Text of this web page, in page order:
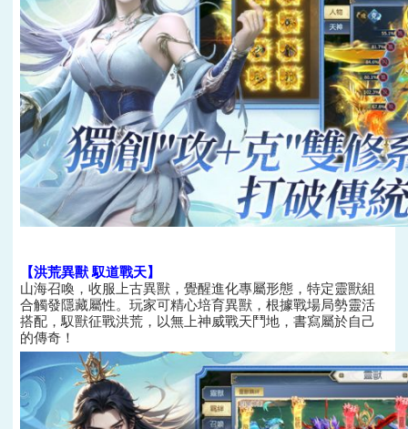
【洪荒異獸 馭道戰天】
山海召喚，收服上古異獸，覺醒進化專屬形態，特定靈獸組
合觸發隱藏屬性。玩家可精心培育異獸，根據戰場局勢靈活
搭配，馭獸征戰洪荒，以無上神威戰天鬥地，書寫屬於自己
的傳奇！